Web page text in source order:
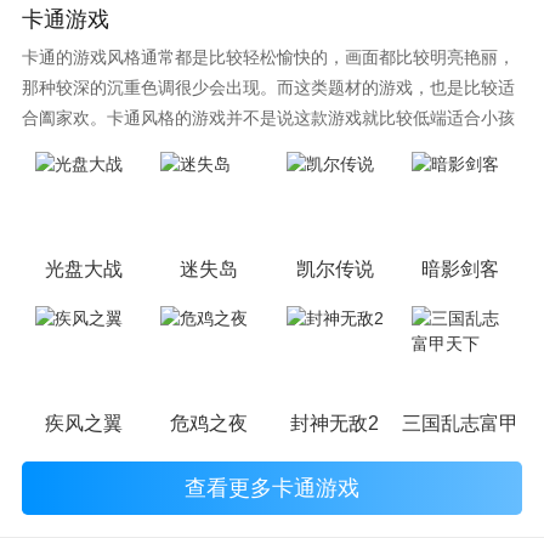
卡通游戏
卡通的游戏风格通常都是比较轻松愉快的，画面都比较明亮艳丽，
那种较深的沉重色调很少会出现。而这类题材的游戏，也是比较适
合阖家欢。卡通风格的游戏并不是说这款游戏就比较低端适合小孩
子玩，因为很多游戏厂商会故意把游戏中添加进入卡通元素，这也
可以说是一种勾起大家兴趣的手段！身边有好友能够在一起游戏的
光盘大战 迷失岛 凯尔传说 暗影剑客
疾风之翼 危鸡之夜 封神无敌2 三国乱志富甲天
查看更多卡通游戏